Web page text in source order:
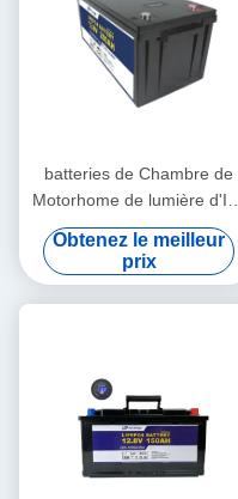
batteries de Chambre de
Motorhome de lumière d'Ion
Phosphate Battery Pack Led
de lithium de 12V 200Ah
Obtenez le meilleur
prix